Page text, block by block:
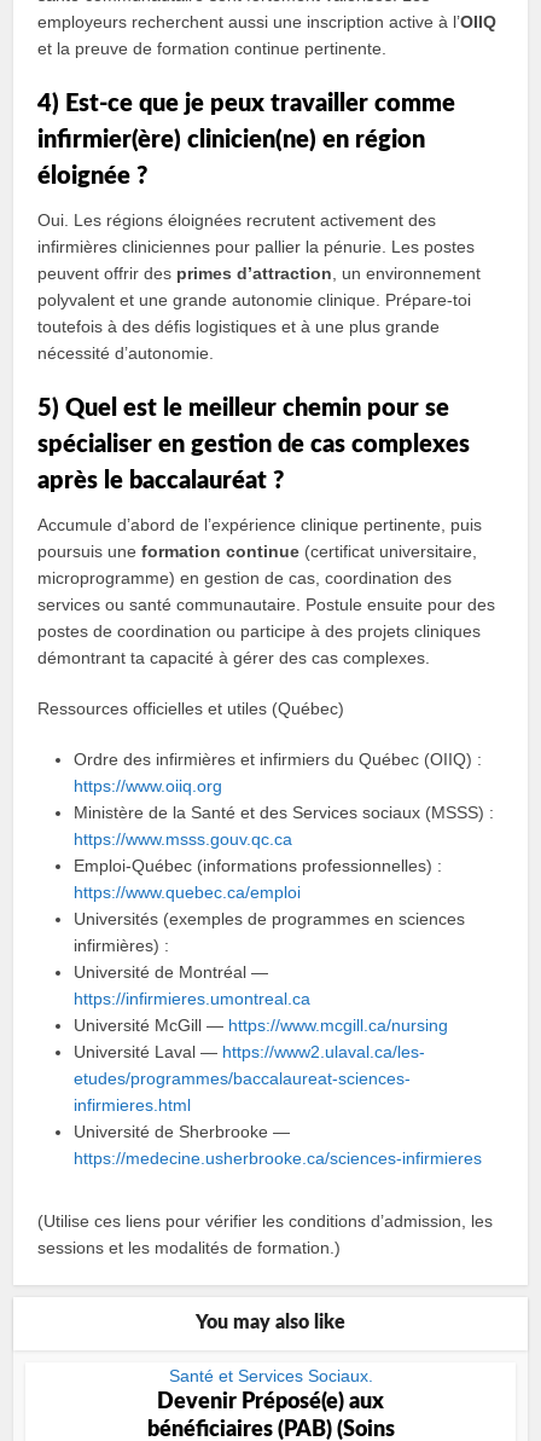
employeurs recherchent aussi une inscription active à l’OIIQ
et la preuve de formation continue pertinente.
4) Est-ce que je peux travailler comme
infirmier(ère) clinicien(ne) en région
éloignée ?
Oui. Les régions éloignées recrutent activement des
infirmières cliniciennes pour pallier la pénurie. Les postes
peuvent offrir des primes d’attraction , un environnement
polyvalent et une grande autonomie clinique. Prépare-toi
toutefois à des défis logistiques et à une plus grande
nécessité d’autonomie.
5) Quel est le meilleur chemin pour se
spécialiser en gestion de cas complexes
après le baccalauréat ?
Accumule d’abord de l’expérience clinique pertinente, puis
poursuis uneformation continue (certificat universitaire,
microprogramme) en gestion de cas, coordination des
services ou santé communautaire. Postule ensuite pour des
postes de coordination ou participe à des projets cliniques
démontrant ta capacité à gérer des cas complexes.
Ressources officielles et utiles (Québec)
Ordre des infirmières et infirmiers du Québec (OIIQ) :
https://www.oiiq.org
Ministère de la Santé et des Services sociaux (MSSS) :
https://www.msss.gouv.qc.ca
Emploi-Québec (informations professionnelles) :
https://www.quebec.ca/emploi
Universités (exemples de programmes en sciences
infirmières) :
Université de Montréal —
https://infirmieres.umontreal.ca
Université McGill — https://www.mcgill.ca/nursing
Université Laval — https://www2.ulaval.ca/les-
etudes/programmes/baccalaureat-sciences-
infirmieres.html
Université de Sherbrooke —
https://medecine.usherbrooke.ca/sciences-infirmieres
(Utilise ces liens pour vérifier les conditions d’admission, les
sessions et les modalités de formation.)
You may also like
Santé et Services Sociaux.
Devenir Préposé(e) aux
bénéficiaires (PAB) (Soins